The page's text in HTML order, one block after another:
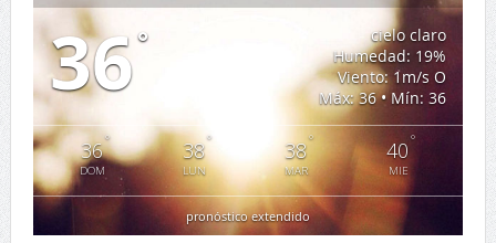
36°
cielo claro
Humedad: 19%
Viento: 1m/s O
Máx: 36 • Mín: 36
36°
DOM
38°
LUN
38°
MAR
40 °
MIE
pronóstico extendido